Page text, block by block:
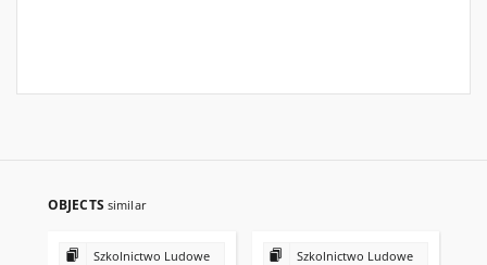
OBJECTS similar
Szkolnictwo Ludowe Szkolnictwo Ludowe